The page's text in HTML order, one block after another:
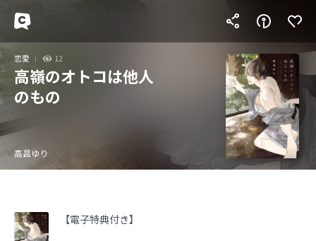
恋愛 12
高嶺のオトコは他人
のもの
高昌ゆり
【電子特典付き】